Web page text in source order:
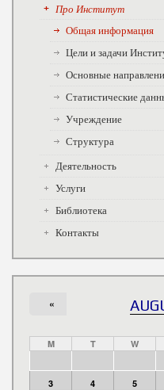
Про Институт
Общая информация
Цели и задачи
Основные
Статистические
Учреждение
Структура
Деятельность
Услуги
Библиотека
Контакты
«
M T W
3
4 5